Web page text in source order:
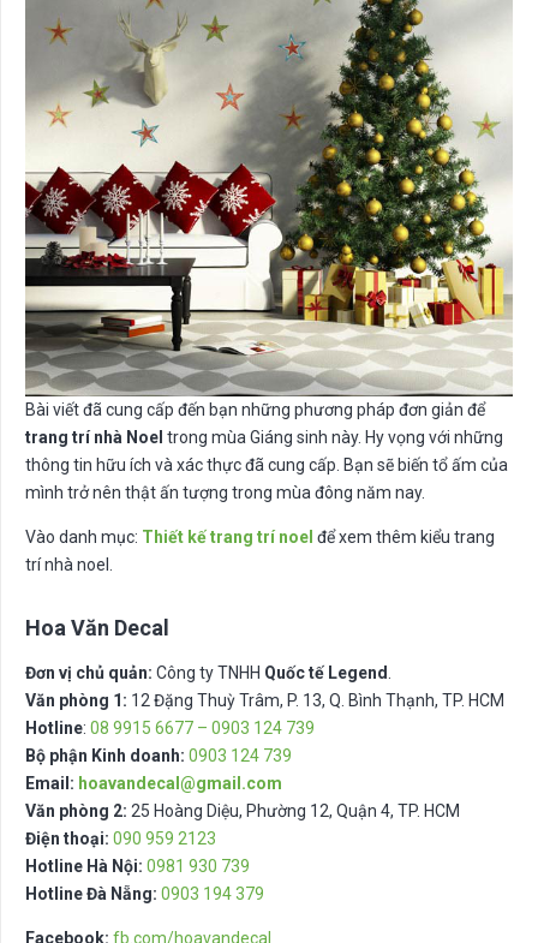
Bài viết đã cung cấp đến bạn những phương pháp đơn giản để
trang trí nhà Noel trong mùa Giáng sinh này. Hy vọng với những
thông tin hữu ích và xác thực đã cung cấp. Bạn sẽ biến tổ ấm của
mình trở nên thật ấn tượng trong mùa đông năm nay.
Vào danh mục: Thiết kế trang trí noel để xem thêm kiểu trang
trí nhà noel.
Hoa Văn Decal
Đơn vị chủ quản: Công ty TNHH Quốc tế Legend
Văn phòng 1: 12 Đặng Thuỳ Trâm, P. 13, Q. Bình Thạnh, TP. HCM
Hotline: 08 9915 6677 – 0903 124 739
Bộ phận Kinh doanh: 0903 124 739
Email: hoavandecal@gmail.com
Văn phòng 2: 25 Hoàng Diệu, Phường 12, Quận 4, TP. HCM
Điện thoại: 090 959 2123
Hotline Hà Nội: 0981 930 739
Hotline Đà Nẵng: 0903 194 379
Facebook: fb.com/hoavandecal